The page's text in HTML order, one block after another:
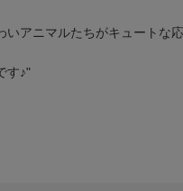
いアニマルたちがキュートな
す♪"